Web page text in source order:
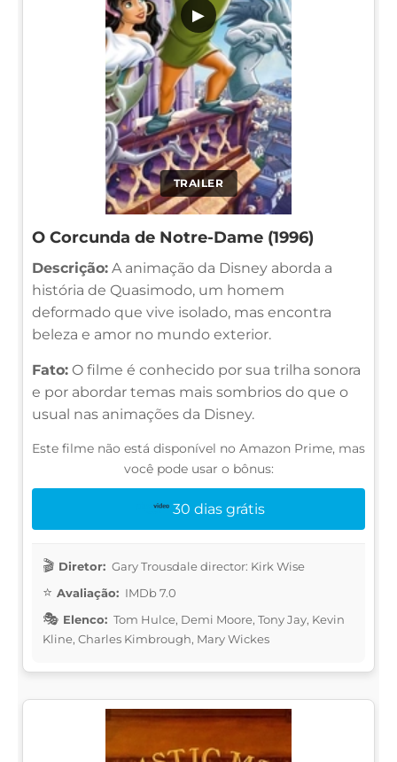
TRAILER
▶
O Corcunda de Notre-Dame (1996)
Descrição: A animação da Disney aborda a
história de Quasimodo, um homem
deformado que vive isolado, mas encontra
beleza e amor no mundo exterior.
Fato: O filme é conhecido por sua trilha sonora
e por abordar temas mais sombrios do que o
usual nas animações da Disney.
Este filme não está disponível no Amazon Prime, mas
você pode usar o bônus:
30 dias grátis
Diretor: Gary Trousdale director: Kirk Wise
Avaliação: IMDb 7.0
Elenco: Tom Hulce, Demi Moore, Tony Jay, Kevin
Kline, Charles Kimbrough, Mary Wickes